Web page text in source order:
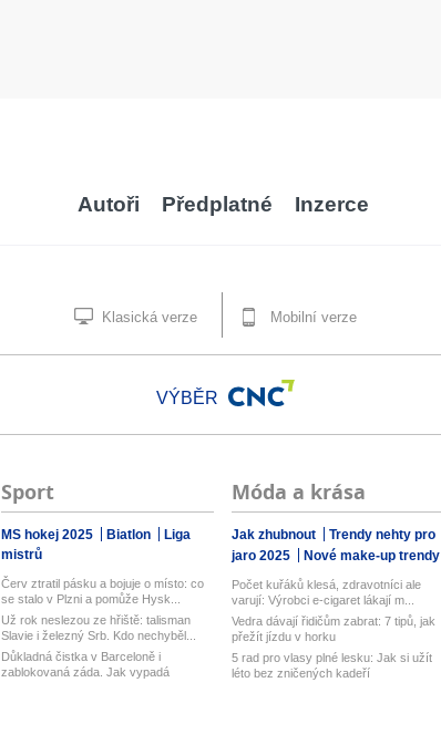
Autoři Předplatné Inzerce
Klasická verze Mobilní verze
VÝBĚR
Sport
MS hokej 2025 Biatlon
Liga
mistrů
Červ ztratil pásku a bojuje o místo: co
se stalo v Plzni a pomůže Hysk...
Už rok neslezou ze hřiště: talisman
Slavie i železný Srb. Kdo nechyběl...
Důkladná čistka v Barceloně i
zablokovaná záda. Jak vypadá
Móda a krása
Jak zhubnout
Trendy nehty pro
jaro 2025
Nové make-up trendy
Počet kuřáků klesá, zdravotníci ale
varují: Výrobci e-cigaret lákají m...
Vedra dávají řidičům zabrat: 7 tipů, jak
přežít jízdu v horku
5 rad pro vlasy plné lesku: Jak si užít
léto bez zničených kadeří